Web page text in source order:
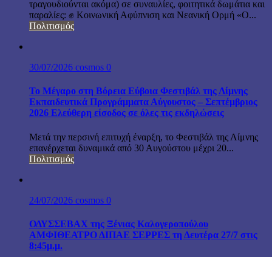
τραγουδιούνται ακόμα) σε συναυλίες, φοιτητικά δωμάτια και
παραλίες: ✊ Κοινωνική Αφύπνιση και Νεανική Ορμή «Ο...
Πολιτισμός
30/07/2026 cosmos 0
Το Μέγαρο στη Βόρεια Εύβοια Φεστιβάλ της Λίμνης
Εκπαιδευτικά Προγράμματα Αύγουστος – Σεπτέμβριος
2026 Ελεύθερη είσοδος σε όλες τις εκδηλώσεις
Μετά την περσινή επιτυχή έναρξη, το Φεστιβάλ της Λίμνης
επανέρχεται δυναμικά από 30 Αυγούστου μέχρι 20...
Πολιτισμός
24/07/2026 cosmos 0
ΟΔΥΣΣΕΒΑΧ της Ξένιας Καλογεροπούλου
ΑΜΦΙΘΕΑΤΡΟ ΔΙΠΑΕ ΣΕΡΡΕΣ τη Δευτέρα 27/7 στις
8:45μ.μ.